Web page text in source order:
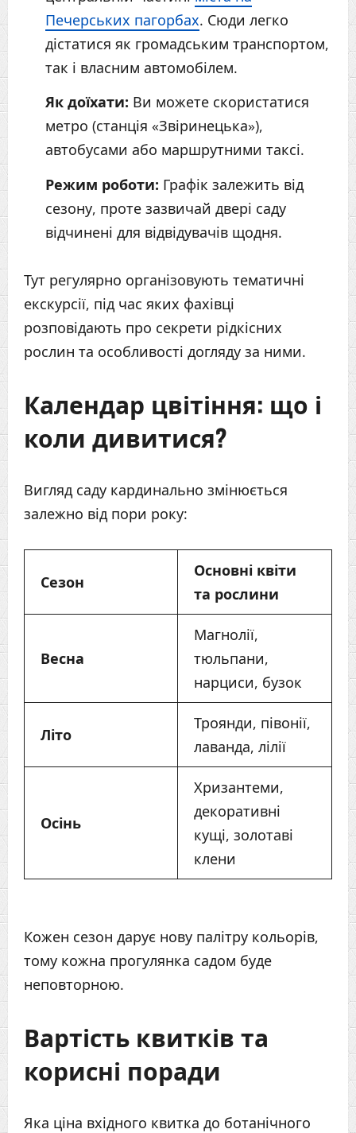
Печерських пагорбах. Сюди легко
дістатися як громадським транспортом,
так і власним автомобілем.
Як доїхати: Ви можете скористатися
метро (станція «Звіринецька»),
автобусами або маршрутними таксі.
Режим роботи: Графік залежить від
сезону, проте зазвичай двері саду
відчинені для відвідувачів щодня.
Тут регулярно організовують тематичні
екскурсії, під час яких фахівці
розповідають про секрети рідкісних
рослин та особливості догляду за ними.
Календар цвітіння: що і
коли дивитися?
Вигляд саду кардинально змінюється
залежно від пори року:
Сезон
Основні квіти
та рослини
Весна
Магнолії,
тюльпани,
нарциси, бузок
Літо
Троянди, півонії,
лаванда, лілії
Осінь
Хризантеми,
декоративні
кущі, золотаві
клени
Кожен сезон дарує нову палітру кольорів,
тому кожна прогулянка садом буде
неповторною.
Вартість квитків та
корисні поради
Яка ціна вхідного квитка до ботанічного